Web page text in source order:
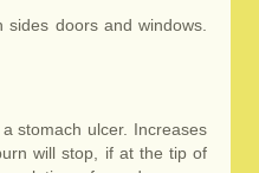
doors and windows.
stomach ulcer. Increases
will stop, if at the tip of